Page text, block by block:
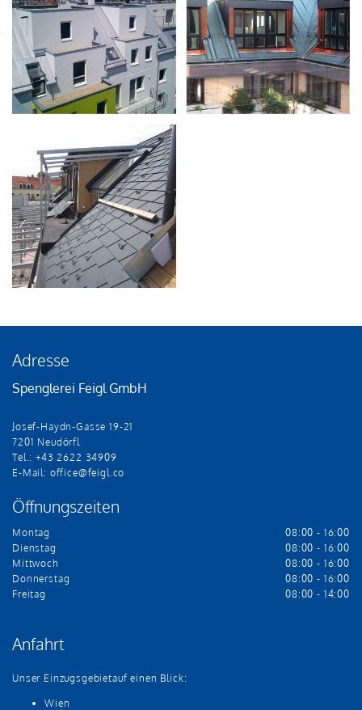
Adresse
Spenglerei Feigl GmbH
Josef-Haydn-Gasse 19-21
7201 Neudörfl
Tel.:+43 2622 34909
E-Mail: office@feigl.co
Öffnungszeiten
Montag
08:00 - 16:00
Dienstag
08:00 - 16:00
Mittwoch
08:00 - 16:00
Donnerstag
08:00 - 16:00
Freitag
08:00 - 14:00
Anfahrt
Unser Einzugsgebietauf einen Blick:
Wien